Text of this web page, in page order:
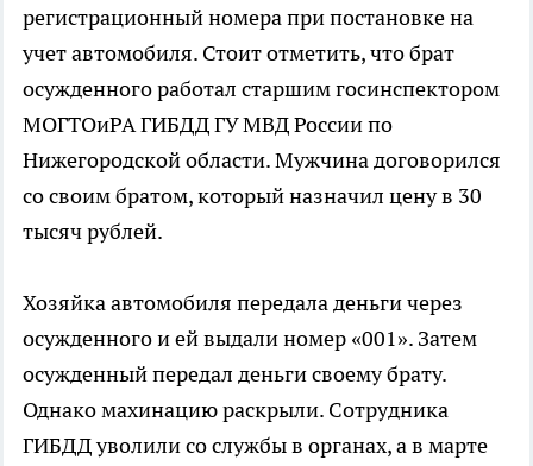
регистрационный номера при постановке на
учет автомобиля. Стоит отметить, что брат
осужденного работал старшим госинспектором
МОГТОиРА ГИБДД ГУ МВД России по
Нижегородской области. Мужчина договорился
со своим братом, который назначил цену в 30
тысяч рублей.
Хозяйка автомобиля передала деньги через
осужденного и ей выдали номер «001». Затем
осужденный передал деньги своему брату.
Однако махинацию раскрыли. Сотрудника
ГИБДД уволили со службы в органах, а в марте